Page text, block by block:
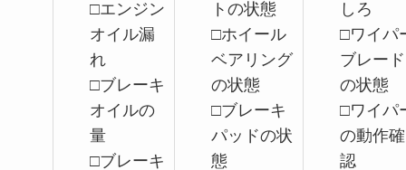
□エンジン
オイル漏
れ
□ブレーキ
オイルの
量
□ブレーキ
トの状態
□ホイール
ベアリング
の状態
□ブレーキ
パッドの状
態
しろ
□ワイパ
ブレード
の状態
□ワイパ
の動作確
認